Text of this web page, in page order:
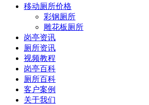
移动厕所价格
彩钢厕所
雕花板厕所
岗亭资讯
厕所资讯
视频教程
岗亭百科
厕所百科
客户案例
关于我们